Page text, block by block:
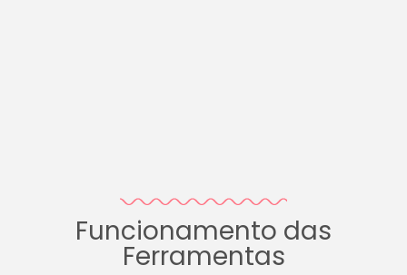
Funcionamento das
Ferramentas